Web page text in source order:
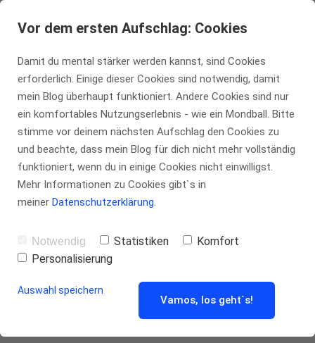
tennis-insider.de
Wie du dein
Selbstvertraue
n vor einem
wichtigen
Match stärken
kannst
Vor dem ersten Aufschlag: Cookies
Damit du mental stärker werden kannst, sind Cookies
erforderlich. Einige dieser Cookies sind notwendig, damit
mein Blog überhaupt funktioniert. Andere Cookies sind nur
ein komfortables Nutzungserlebnis - wie ein Mondball. Bitte
stimme vor deinem nächsten Aufschlag den Cookies zu
und beachte, dass mein Blog für dich nicht mehr vollständig
funktioniert, wenn du in einige Cookies nicht einwilligst.
Mehr Informationen zu Cookies gibt`s in
meiner Datenschutzerklärung.
Notwendig Statistiken
Komfort
Personalisierung
Auswahl speichern
Vamos, los geht`s!